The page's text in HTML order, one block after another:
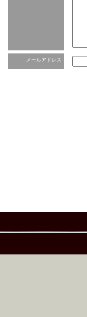
メールアドレス